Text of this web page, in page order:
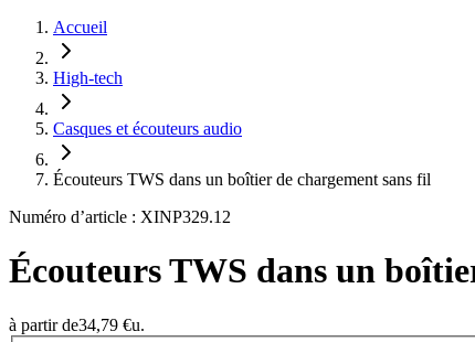
Accueil
High-tech
Casques et écouteurs audio
Écouteurs TWS dans un boîtier de chargement sans fil
Numéro d’article : XINP329.12
Écouteurs TWS dans un
à partir de34,79 €u.